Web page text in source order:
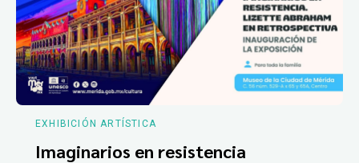
EXHIBICIÓN ARTÍSTICA
Imaginarios en resistencia